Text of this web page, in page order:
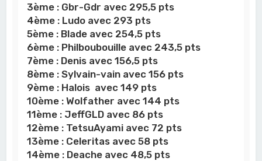
3ème : Gbr-Gdr avec 295,5 pts
4ème : Ludo avec 293 pts
5ème : Blade avec 254,5 pts
6ème : Philboubouille avec 243,5 pts
7ème : Denis avec 156,5 pts
8ème : Sylvain-vain avec 156 pts
9ème : Halois avec 149 pts
10ème : Wolfather avec 144 pts
11ème : JeffGLD avec 86 pts
12ème : TetsuAyami avec 72 pts
13ème : Celeritas avec 58 pts
14ème : Deache avec 48,5 pts